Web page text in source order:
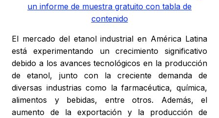
un informe de muestra gratuito con tabla de
contenido
El mercado del etanol industrial en América Latina
está experimentando un crecimiento significativo
debido a los avances tecnológicos en la producción
de etanol, junto con la creciente demanda de
diversas industrias como la farmacéutica, química,
alimentos y bebidas, entre otros. Además, el
aumento de la exportación y la producción de